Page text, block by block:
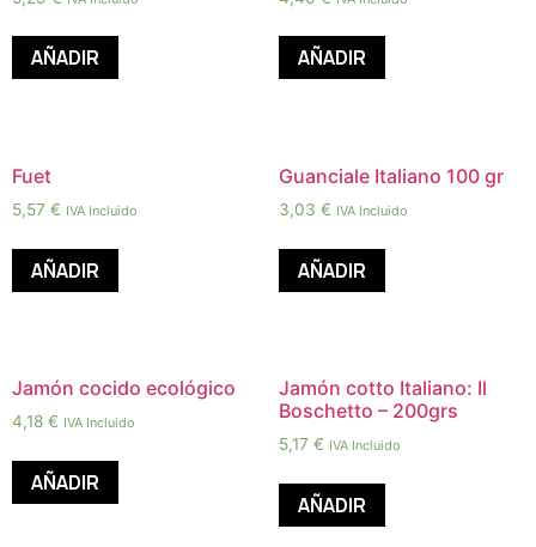
AÑADIR AÑADIR
Fuet
5,57 € IVA Incluido
AÑADIR
Guanciale Italiano 100 gr
3,03 € IVA Incluido
AÑADIR
Jamón cocido ecológico
4,18 € IVA Incluido
AÑADIR
Jamón cotto Italiano: Il
Boschetto – 200grs
5,17 € IVA Incluido
AÑADIR